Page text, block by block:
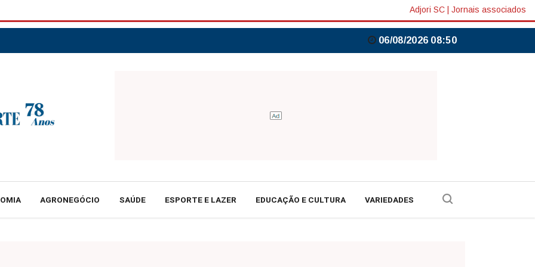
Adjori SC Jornais associados
06/08/2026 08:50
AGRONEGÓCIO SAÚDE ESPORTE E LAZER EDUCAÇÃO E CULTURA VARIEDADES